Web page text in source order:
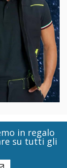
in regalo
su tutti gli